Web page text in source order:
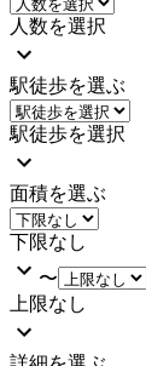
人数を選択
駅徒歩を選ぶ
駅徒歩を選択
面積を選ぶ
下限なし
〜
上限なし